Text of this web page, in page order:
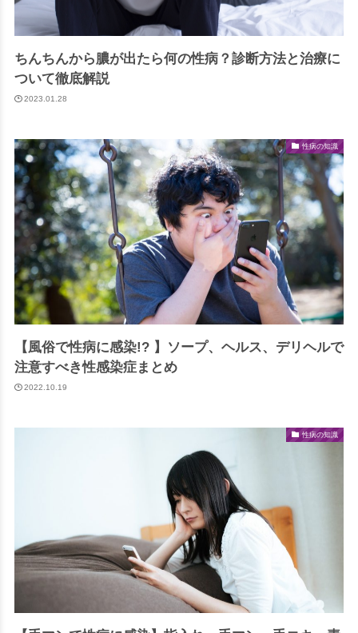
ちんちんから膿が出たら何の性病？診断方法と治療に
ついて徹底解説
2023.01.28
性病の知識
【風俗で性病に感染!? 】ソープ、ヘルス、デリヘルで
注意すべき性感染症まとめ
2022.10.19
性病の知識